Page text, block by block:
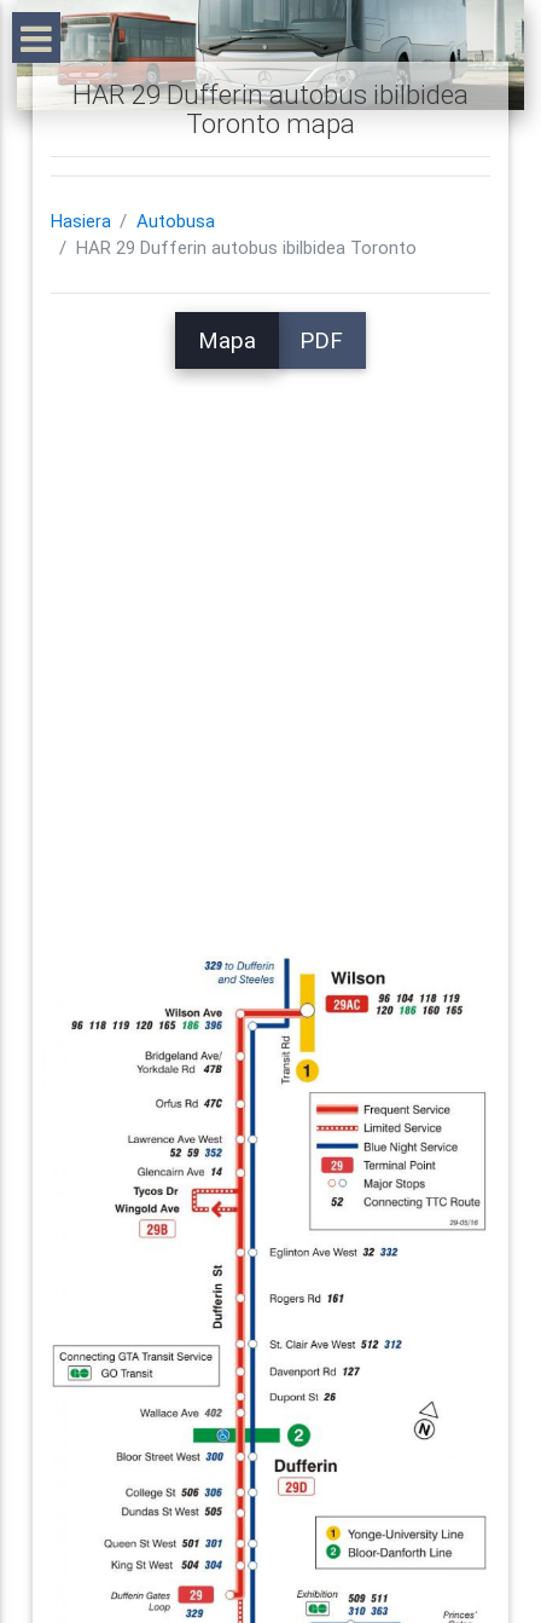
HAR 29 Dufferin autobus ibilbidea
Toronto mapa
Hasiera
Autobusa
HAR 29 Dufferin autobus ibilbidea Toronto
Mapa PDF